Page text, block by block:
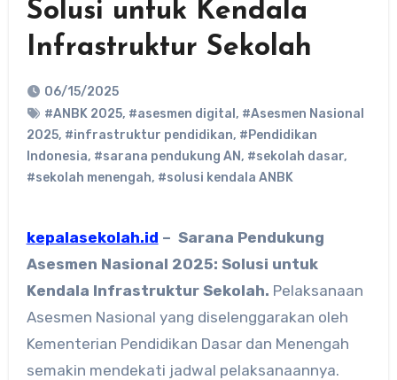
Solusi untuk Kendala
Infrastruktur Sekolah
06/15/2025
#ANBK 2025, #asesmen digital , #Asesmen Nasional
2025, #infrastruktur pendidikan, #Pendidikan
Indonesia, #sarana pendukung AN, #sekolah dasar,
#sekolah menengah, #solusi kendala ANBK
kepalasekolah.id – Sarana Pendukung
Asesmen Nasional 2025: Solusi untuk
Kendala Infrastruktur Sekolah. Pelaksanaan
Asesmen Nasional yang diselenggarakan oleh
Kementerian Pendidikan Dasar dan Menengah
semakin mendekati jadwal pelaksanaannya.